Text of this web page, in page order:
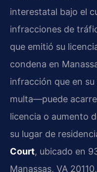
interestatal bajo el
infracciones de
que emitió su
condena en
infracción que en
multa—puede
licencia o aumento
su lugar de
Court, ubicado en
Manassas, VA